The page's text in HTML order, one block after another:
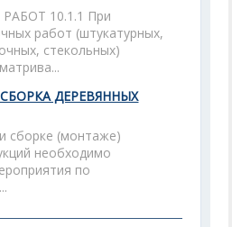
10.1.1 При
работ (штукатурных,
стекольных)
ДЕРЕВЯННЫХ
сборке (монтаже)
необходимо
по